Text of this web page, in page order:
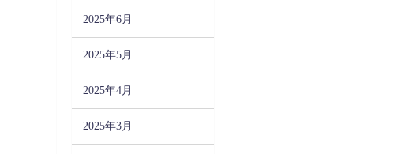
2025年6月
2025年5月
2025年4月
2025年3月